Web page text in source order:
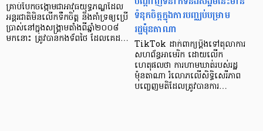
គ្រាប់បែកចង្កោមជាអាវុធយុទ្ធភណ្ឌដែល
អន្តរជាតិមិនលើកទឹកចិត្ត និងគាំទ្រឲ្យប្រើ
ប្រាស់នៅក្នុងសង្រ្គាមតាំងពីឆ្នាំ២០០៨
មកនោះ ត្រូវបានកងទ័ពថៃ ដែលគេដ…
ទំនុកចិត្តក្នុងការបញ្ឈប់បម្រាម
រដ្ឋម៉ុនតាណា
TikTok ដាក់ពាក្យប្តឹងទៅតុលាការ
សហព័ន្ធអាមេរិក ដោយលើក
ហេតុផលថា ការហាមឃាត់របស់រដ្ឋ
ម៉ុនតាណា រំលោភលើសិទ្ធិសេរីភាព
បញ្ចេញមតិដែលត្រូវបានការ…